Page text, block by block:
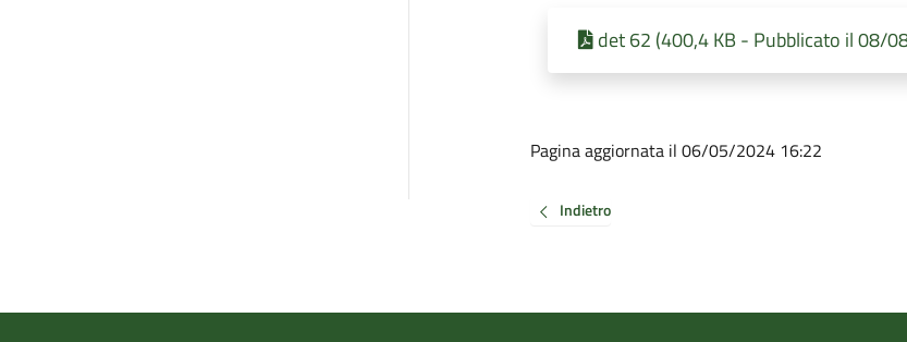
det 62 (400,4 KB - Pubblicato il 08/
Pagina aggiornata il 06/05/2024 16:22
Indietro